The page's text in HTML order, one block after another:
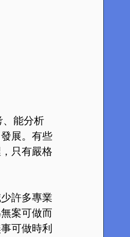
能分析
展。有些
只有嚴格
許多專業
案可做而
可做時利